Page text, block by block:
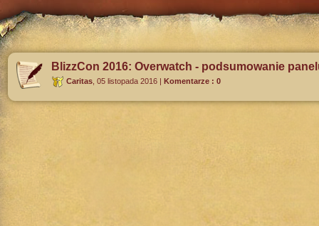
BlizzCon 2016: Overwatch - podsumowanie
Caritas 05 listopada 2016 | Komentarze : 0